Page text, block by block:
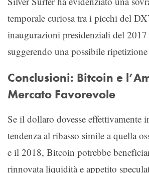
temporale curiosa tra i picchi del
inaugurazioni presidenziali del
suggerendo una possibile
Conclusioni: Bitcoin e
Mercato Favorevole
Se il dollaro dovesse effettivamente
tendenza al ribasso simile a quella
e il 2018, Bitcoin potrebbe
rinnovata liquidità e appetito